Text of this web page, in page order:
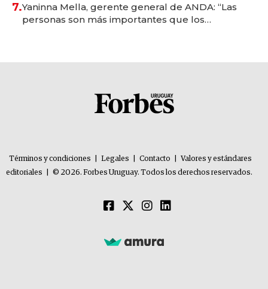
7.Yaninna Mella, gerente general de ANDA: “Las
personas son más importantes que los
Términos y condiciones Legales Contacto
Valores y estándares
editoriales
© 2026. Forbes Uruguay. Todos los derechos reservados.